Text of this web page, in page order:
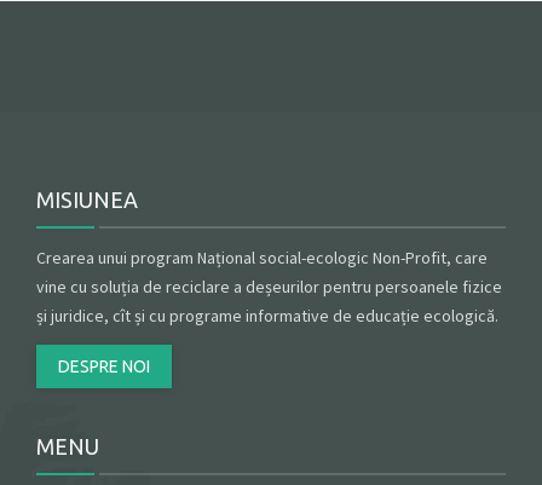
MISIUNEA
Crearea unui program Național social-ecologic Non-Profit, care
vine cu soluția de reciclare a deșeurilor pentru persoanele fizice
și juridice, cît și cu programe informative de educație ecologică.
DESPRE NOI
MENU